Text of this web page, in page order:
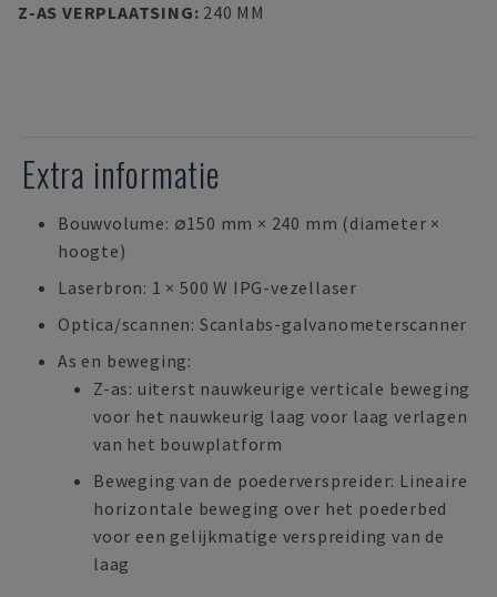
Z-AS VERPLAATSING: 240 MM
Extra informatie
Bouwvolume: ∅150 mm × 240 mm (diameter ×
hoogte)
Laserbron: 1 × 500 W IPG-vezellaser
Optica/scannen: Scanlabs-galvanometerscanner
As en beweging:
Z-as: uiterst nauwkeurige verticale beweging
voor het nauwkeurig laag voor laag verlagen
van het bouwplatform
Beweging van de poederverspreider: Lineaire
horizontale beweging over het poederbed
voor een gelijkmatige verspreiding van de
laag